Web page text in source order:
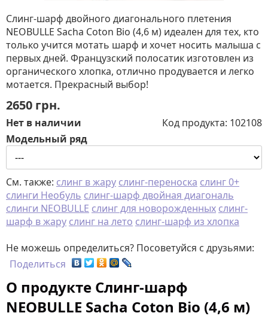
Слинг-шарф двойного диагонального плетения
NEOBULLE Sacha Coton Bio (4,6 м) идеален для тех, кто
только учится мотать шарф и хочет носить малыша с
первых дней. Французский полосатик изготовлен из
органического хлопка, отлично продувается и легко
мотается. Прекрасный выбор!
2650 грн.
Нет в наличии Код продукта: 102108
Модельный ряд
См. также: слинг в жару слинг-переноска слинг 0+
слинги Необуль слинг-шарф двойная диагональ
слинги NEOBULLE слинг для новорожденных слинг-
шарф в жару слинг на лето слинг-шарф из хлопка
Не можешь определиться? Посоветуйся с друзьями:
Поделиться
О продукте Слинг-шарф
NEOBULLE Sacha Coton Bio (4,6 м)